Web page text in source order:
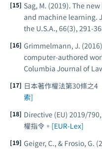
Sag, M. (2019). The
and machine learning.
the U.S.A., 66(3), 291-
Grimmelmann, J.
computer-authored
Columbia Journal of
日本著作權法第30條之4
索]
Directive (EU) 2019/
權指令。 [EUR-Lex]
Geiger, C., & Frosio, G.